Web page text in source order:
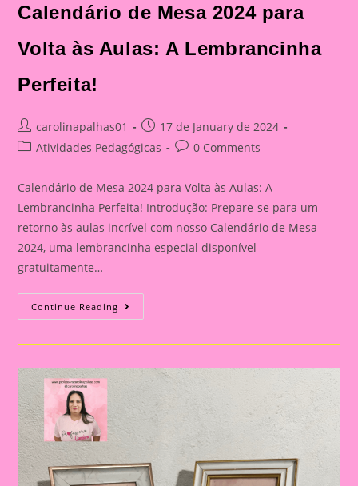
Calendário de Mesa 2024 para
Volta às Aulas: A Lembrancinha
Perfeita!
Post
author:
carolinapalhas01
Post
published:
17 de January de 2024
PostAtividades Pedagógicas
Post0 Comments
Calendário de Mesa 2024 para Volta às Aulas: A
Lembrancinha Perfeita! Introdução: Prepare-se para um
retorno às aulas incrível com nosso Calendário de Mesa
2024, uma lembrancinha especial disponível
gratuitamente…
Continue Reading Calendário
De
2024
Às
Aulas:
Lembrancinha
Perfeita!